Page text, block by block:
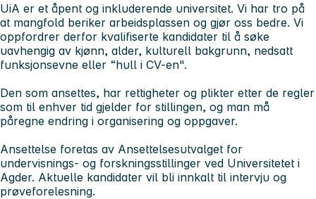
UiA er et åpent og inkluderende universitet. Vi har tro på
at mangfold beriker arbeidsplassen og gjør oss bedre. Vi
oppfordrer derfor kvalifiserte kandidater til å søke
uavhengig av kjønn, alder, kulturell bakgrunn, nedsatt
funksjonsevne eller “hull i CV-en".
Den som ansettes, har rettigheter og plikter etter de regler
som til enhver tid gjelder for stillingen, og man må
påregne endring i organisering og oppgaver.
Ansettelse foretas av Ansettelsesutvalget for
undervisnings- og forskningsstillinger ved Universitetet i
Agder. Aktuelle kandidater vil bli innkalt til intervju og
prøveforelesning.